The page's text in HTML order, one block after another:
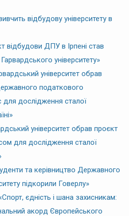
відбудову університету в
відбудови ДПУ в Ірпені став
університету»
університет обрав
податкового
для дослідження сталої
університет обрав проєкт
для дослідження сталої
та керівництво Державного
підкорили Говерлу»
єдність і шана захисникам:
акорд Європейського